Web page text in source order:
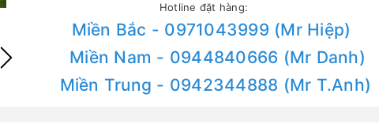
Hotline đặt hàng:
Miền Bắc - 0971043999 (Mr Hiệp)
Miền Nam - 0944840666 (Mr Danh)
Miền Trung - 0942344888 (Mr T.Anh)